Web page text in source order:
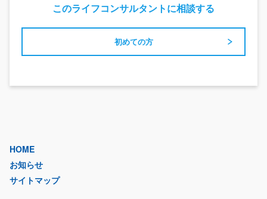
このライフコンサルタントに相談する
初めての方
HOME
お知らせ
サイトマップ